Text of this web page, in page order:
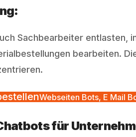
Sachbearbeiter entlasten,
bearbeiten.
Webseiten Bots, E Mail
für